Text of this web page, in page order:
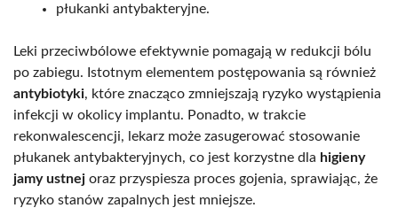
płukanki antybakteryjne.
Leki przeciwbólowe efektywnie pomagają w redukcji bólu
po zabiegu. Istotnym elementem postępowania są również
antybiotyki, które znacząco zmniejszają ryzyko wystąpienia
infekcji w okolicy implantu. Ponadto, w trakcie
rekonwalescencji, lekarz może zasugerować stosowanie
płukanek antybakteryjnych, co jest korzystne dla higieny
jamy ustnej oraz przyspiesza proces gojenia, sprawiając, że
ryzyko stanów zapalnych jest mniejsze.